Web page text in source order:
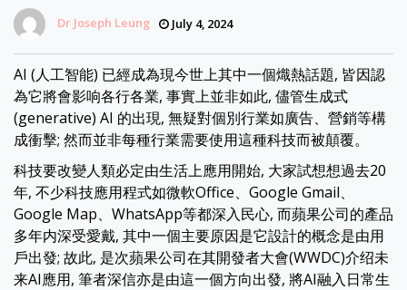
Dr Joseph Leung July 4, 2024
AI (人工智能) 已經成為現今世上其中一個熾熱話題, 皆因認
為它將會影响各行各業, 事實上並非如此, 儘管生成式
(generative) AI 的出現, 無疑對個別行業如廣告、營銷等構
成衝擊; 然而並非每種行業需要使用這種科技而被顛覆。
科技要改變人類必定由生活上應用開始, 大家試想想過去20
年, 不少科技應用程式如微軟Office、Google Gmail、
Google Map、WhatsApp等都深入民心, 而蘋果公司的產品
多年内深受愛戴, 其中一個主要原因是它設計的概念是由用
戶出發; 故此, 是次蘋果公司在其開發者大會(WWDC)介绍未
来AI應用, 筆者深信亦是由這一個方向出發, 將AI融入日常生